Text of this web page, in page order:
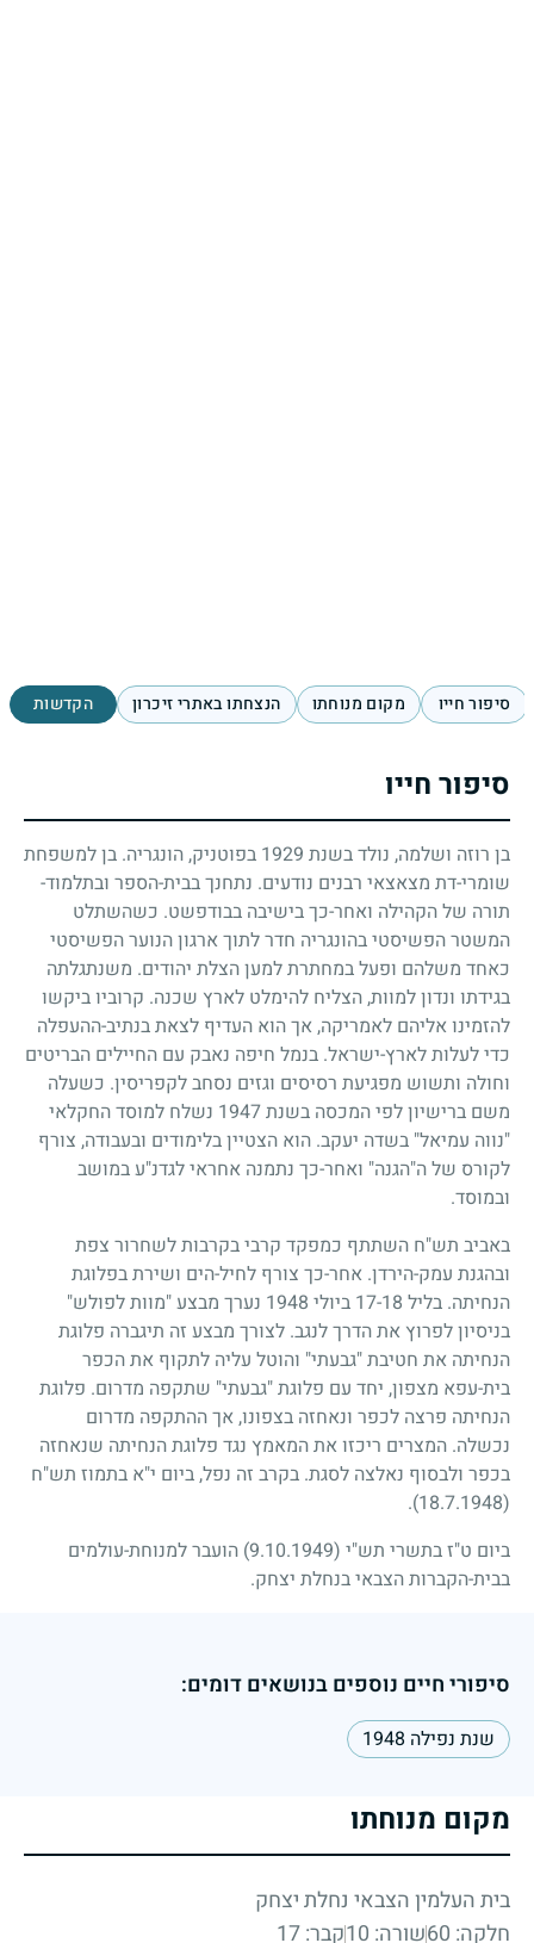
סיפור חייו מקום מנוחתו הנצחתו באתרי זיכרון הקדשות
סיפור חייו
בן רוזה ושלמה, נולד בשנת 1929 בפוטניק, הונגריה. בן למשפחת
שומרי-דת מצאצאי רבנים נודעים. נתחנך בבית-הספר ובתלמוד-
תורה של הקהילה ואחר-כך בישיבה בבודפשט. כשהשתלט
המשטר הפשיסטי בהונגריה חדר לתוך ארגון הנוער הפשיסטי
כאחד משלהם ופעל במחתרת למען הצלת יהודים. משנתגלתה
בגידתו ונדון למוות, הצליח להימלט לארץ שכנה. קרוביו ביקשו
להזמינו אליהם לאמריקה, אך הוא העדיף לצאת בנתיב-ההעפלה
כדי לעלות לארץ-ישראל. בנמל חיפה נאבק עם החיילים הבריטים
וחולה ותשוש מפגיעת רסיסים וגזים נסחב לקפריסין. כשעלה
משם ברישיון לפי המכסה בשנת1947 נשלח למוסד החקלאי
"נווה עמיאל" בשדה יעקב. הוא הצטיין בלימודים ובעבודה, צורף
לקורס של ה"הגנה" ואחר-כך נתמנה אחראי לגדנ"ע במושב
ובמוסד.
באביב תש"ח השתתף כמפקד קרבי בקרבות לשחרור צפת
ובהגנת עמק-הירדן. אחר-כך צורף לחיל-הים ושירת בפלוגת
הנחיתה. בליל
17-18 ביולי 1948 נערך מבצע "מוות לפולש"
בניסיון לפרוץ את הדרך לנגב. לצורך מבצע זה תיגברה פלוגת
הנחיתה את חטיבת "גבעתי" והוטל עליה לתקוף את הכפר
בית-עפא מצפון, יחד עם פלוגת "גבעתי" שתקפה מדרום. פלוגת
הנחיתה פרצה לכפר ונאחזה בצפונו, אך ההתקפה מדרום
נכשלה. המצרים ריכזו את המאמץ נגד פלוגת הנחיתה שנאחזה
בכפר ולבסוף נאלצה לסגת. בקרב זה נפל, ביום י"א בתמוז תש"ח
(18.7.1948)
.
ביום ט"ז בתשרי תש"י (9.10.1949)
הועבר למנוחת-עולמים
בבית-הקברות הצבאי בנחלת יצחק.
סיפורי חיים נוספים בנושאים דומים:
שנת נפילה 1948
מקום מנוחתו
בית העלמין הצבאי נחלת יצחק
חלקה: 60
שורה: 10 קבר: 17